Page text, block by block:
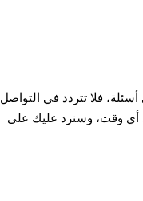
فلا تتردد في التواصل
أي وقت، وسنرد عليك على